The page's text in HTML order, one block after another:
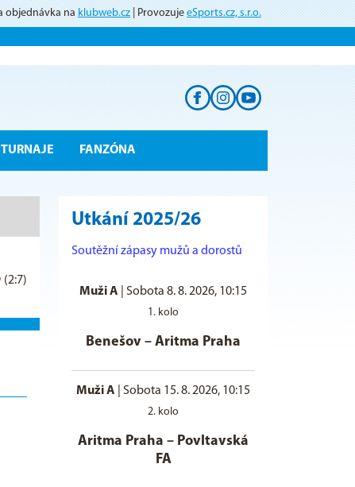
objednávka na klubweb.cz | Provozuje eSports.cz, s.r.o.
TURNAJE FANZÓNA
(2:7)
Utkání 2025/26
Soutěžní zápasy mužů a dorostů
Muži A Sobota 8. 8. 2026, 10:15
1. kolo
Benešov – Aritma Praha
Muži A Sobota 15. 8. 2026, 10:15
2. kolo
Aritma Praha – Povltavská
FA